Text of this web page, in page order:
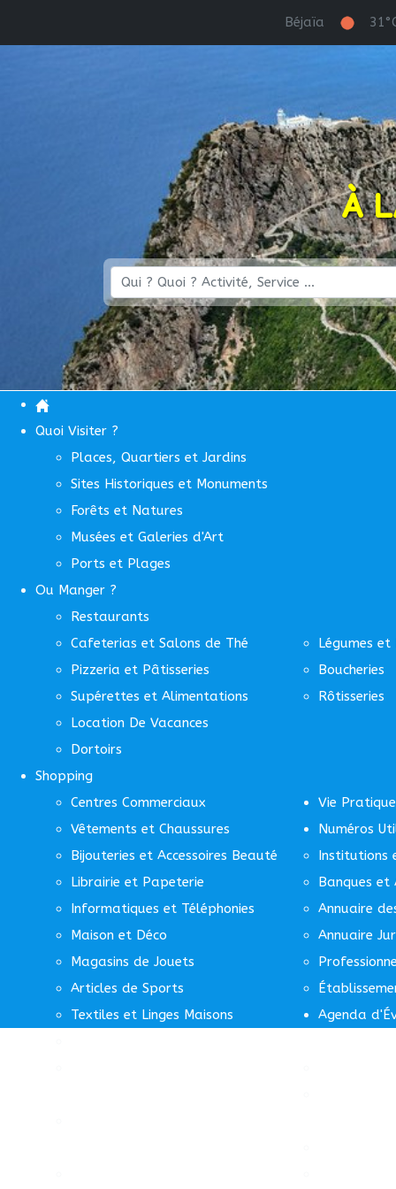
Béjaïa
À
Quoi Visiter ?
Places, Quartiers et Jardins
Sites Historiques et Monuments
Forêts et Natures
Musées et Galeries d'Art
Ports et Plages
Ou Manger ?
Restaurants
Cafeterias et Salons de Thé
Pizzeria et Pâtisseries
Supérettes et Alimentations
Légumes et
Boucheries
Rôtisseries
Location De Vacances
Dortoirs
Shopping
Centres Commerciaux
Vêtements et Chaussures
Bijouteries et Accessoires Beauté
Librairie et Papeterie
Informatiques et Téléphonies
Maison et Déco
Magasins de Jouets
Articles de Sports
Textiles et Linges Maisons
Vie Pratique
Numéros
Institutions
Banques et
Annuaire
Annuaire
Agenda